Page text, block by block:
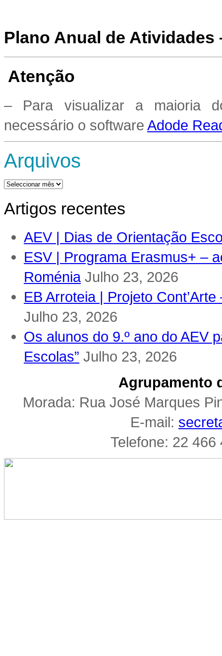
Plano Anual de Atividades
Atenção
– Para visualizar a maioria
necessário o software Adode
Arquivos
Arquivos
Artigos recentes
AEV | Dias de Orientação
ESV | Programa Erasmus+ –
Roménia Julho 23, 2026
EB Arroteia | Projeto
Julho 23, 2026
Os alunos do 9.º ano do AEV
Escolas” Julho 23, 2026
Agrupamento
Morada: Rua José Marques
E-mail:
Telefone: 22